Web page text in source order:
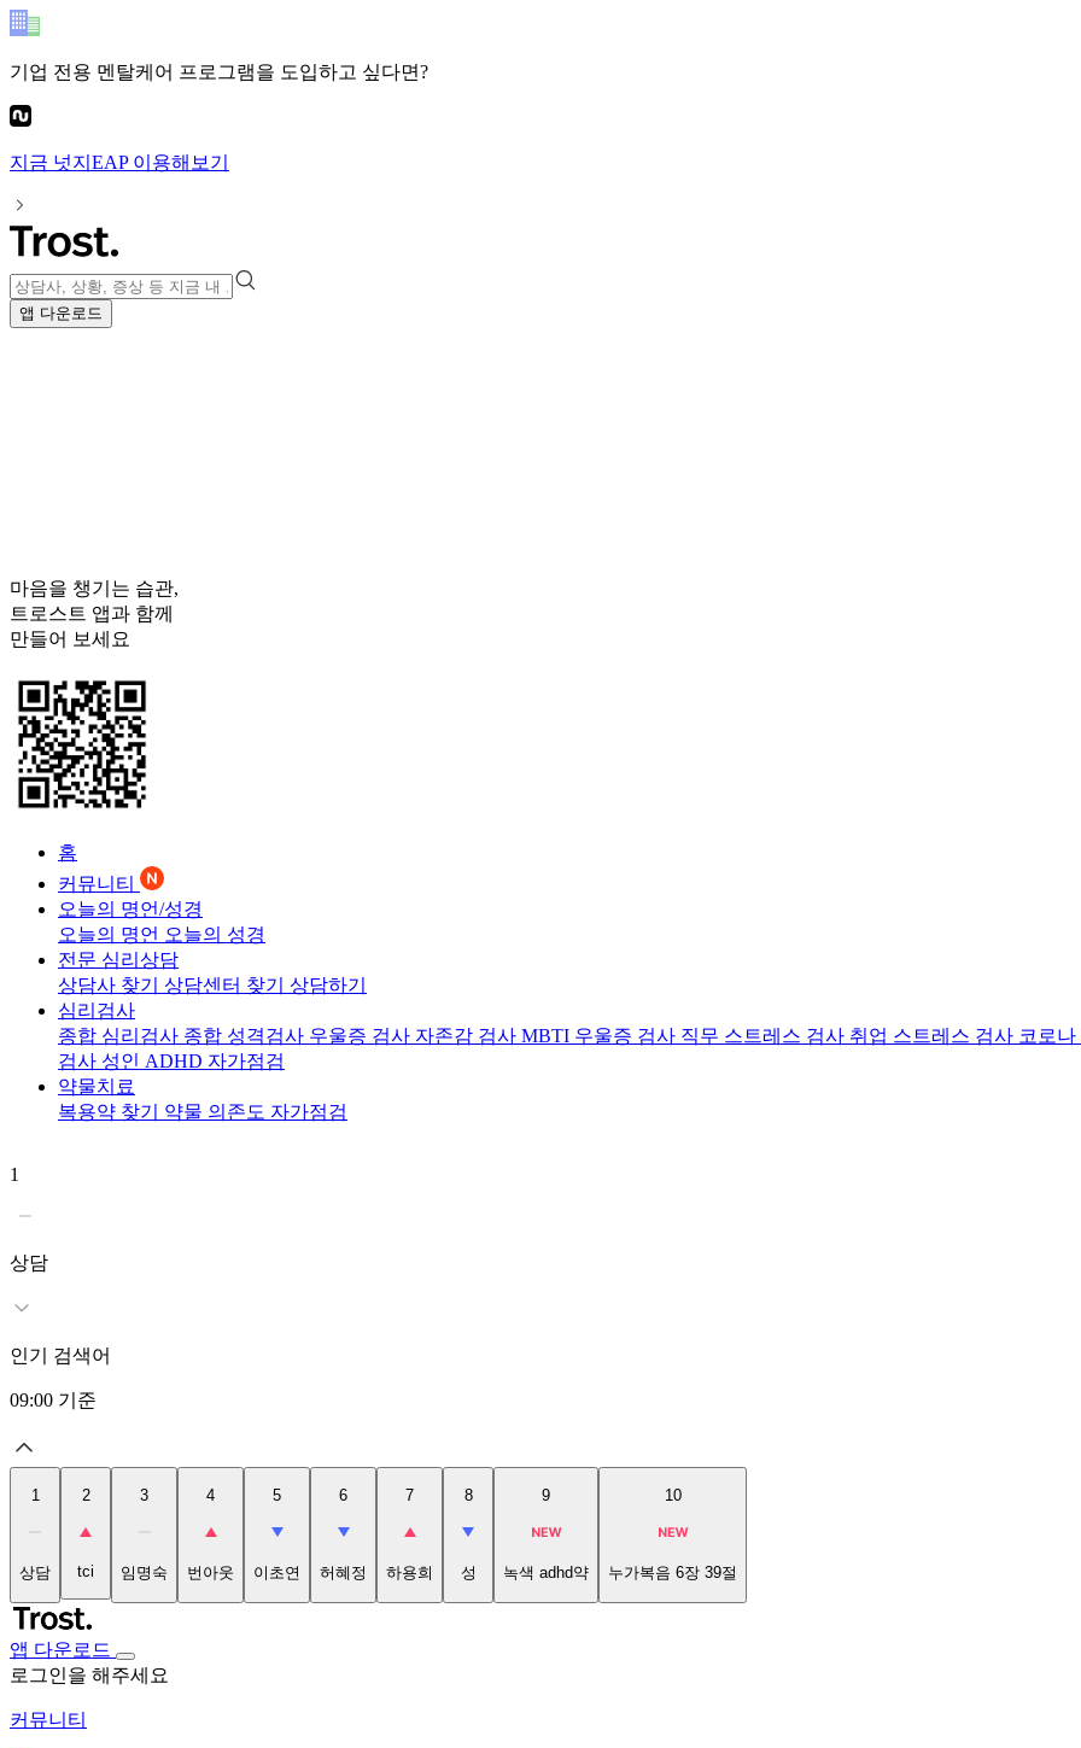
기업 전용 멘탈케어 프로그램을 도입하고 싶다면?
지금 넛지EAP이용해보기
앱 다운로드
마음을 챙기는 습관,
트로스트 앱과 함께
만들어 보세요
홈
커뮤니티
오늘의 명언/성경
오늘의 명언 오늘의 성경
전문 심리상담
상담사 찾기 상담센터 찾기 상담하기
심리검사
종합 심리검사 종합 성격검사 우울증 검사 자존감 검사 MBTI 우울증 검사 직무 스트레스 검사 취업 스트레스 검사 코로
검사 성인 ADHD 자가점검
약물치료
복용약 찾기 약물 의존도 자가점검
1
상담
인기 검색어
09:00 기준
1
상담
2
tci
3
임명숙
4
번아웃
5
이초연
6
허혜정
7
하용희
8
성
9
녹색 adhd약
10
누가복음 6장 39절
앱 다운로드
로그인을 해주세요
커뮤니티